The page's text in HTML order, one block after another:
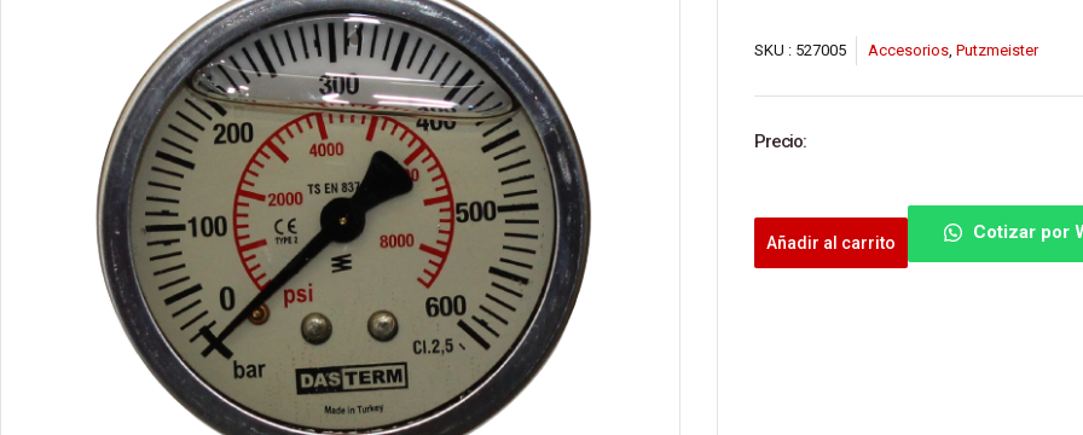
SKU : 527005 Accesorios, Putzmeister
Precio:
Añadir al carrito Cotizar por